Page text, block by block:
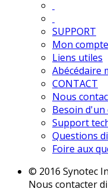
SUPPORT
Mon compte
Liens utiles
Abécédaire
CONTACT
Nous
Besoin d'un
Support
Questions
Foire aux
© 2016 Synotec
Nous contacter